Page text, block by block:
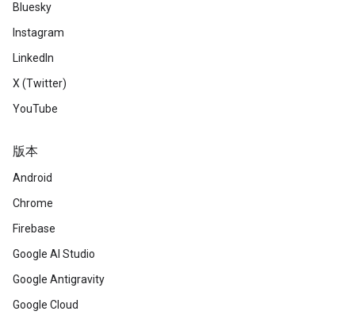
Bluesky
Instagram
LinkedIn
X (Twitter)
YouTube
版本
Android
Chrome
Firebase
Google AI Studio
Google Antigravity
Google Cloud